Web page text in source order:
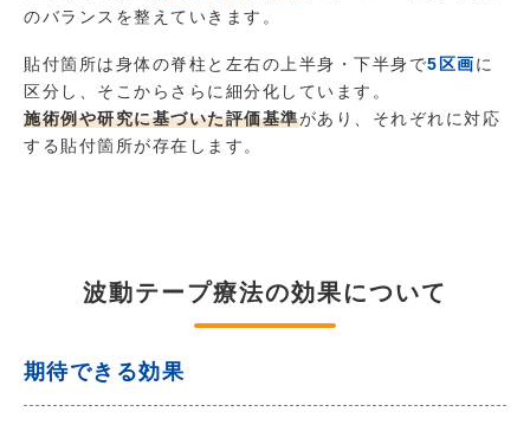
のバランスを整えていきます。
貼付箇所は身体の脊柱と左右の上半身・下半身で5区画に
区分し、そこからさらに細分化しています。
施術例や研究に基づいた評価基準があり、それぞれに対応
する貼付箇所が存在します。
波動テープ療法の効果について
期待できる効果